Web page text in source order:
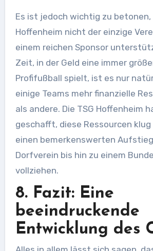
Es ist jedoch wichtig zu betonen,
Hoffenheim nicht der einzige
einem reichen Sponsor
Zeit, in der Geld eine immer
Profifußball spielt, ist es nur
einige Teams mehr finanzielle
als andere. Die TSG Hoffenheim
geschafft, diese Ressourcen
einen bemerkenswerten
Dorfverein bis hin zu einem
vollziehen.
8. Fazit: Eine
beeindruckende
Entwicklung des